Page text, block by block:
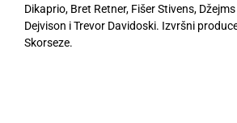
Dikaprio, Bret Retner, Fišer Stivens,
Dejvison i Trevor Davidoski. Izvršni
Skorseze.